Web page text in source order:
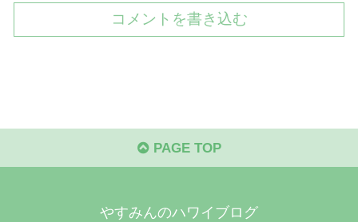
コメントを書き込む
PAGE TOP
やすみんのハワイブログ